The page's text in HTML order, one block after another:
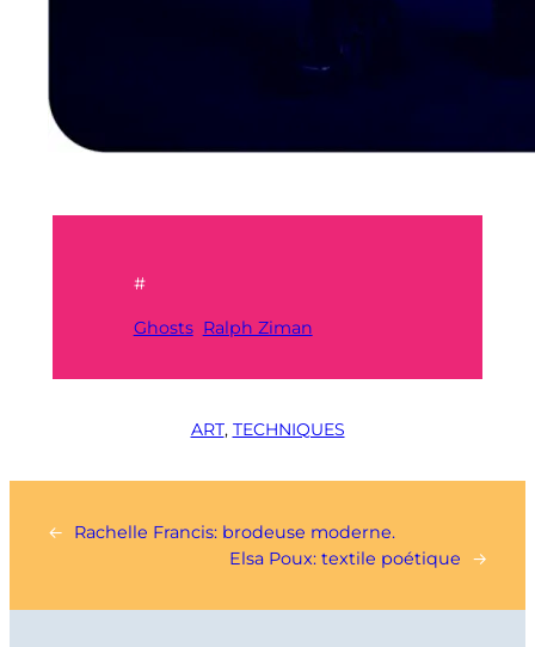
#
Ghosts Ralph Ziman
ART, TECHNIQUES
←
Rachelle Francis: brodeuse moderne.
Elsa Poux: textile poétique
→